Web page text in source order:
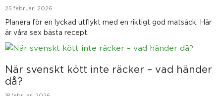
25 februari 2026
Planera för en lyckad utflykt med en riktigt god matsäck. Här
är våra sex bästa recept.
När svenskt kött inte räcker – vad händer
då?